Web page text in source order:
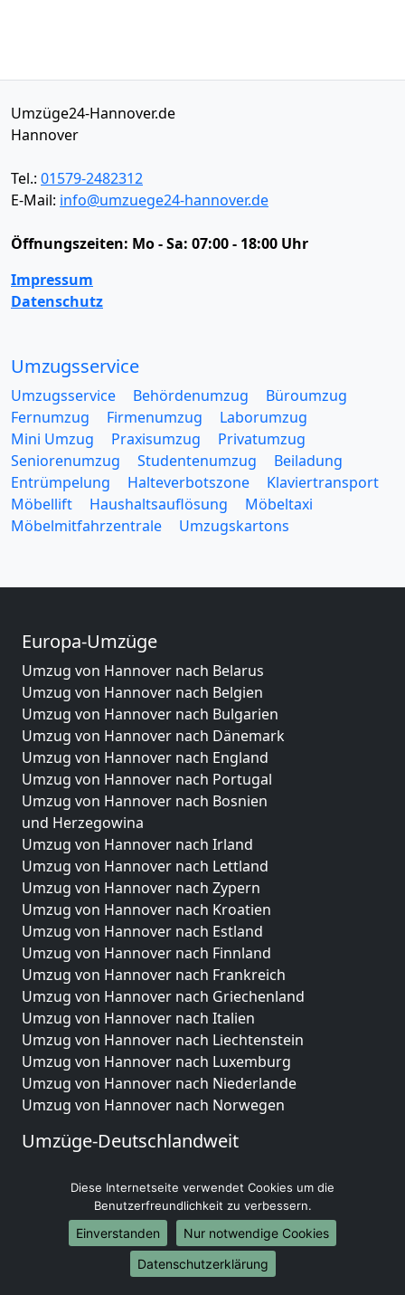
Umzüge24-Hannover.de
Hannover
Tel.: 01579-2482312
E-Mail: info@umzuege24-hannover.de
Öffnungszeiten: Mo - Sa: 07:00 - 18:00 Uhr
Impressum
Datenschutz
Umzugsservice
Umzugsservice Behördenumzug
Büroumzug
Fernumzug
Firmenumzug
Laborumzug
Mini Umzug
Praxisumzug
Privatumzug
Seniorenumzug
Studentenumzug
Beiladung
Entrümpelung
Halteverbotszone
Klaviertransport
Möbellift
Haushaltsauflösung
Möbeltaxi
Möbelmitfahrzentrale
Umzugskartons
Europa-Umzüge
Umzug von Hannover nach Belarus
Umzug von Hannover nach Belgien
Umzug von Hannover nach Bulgarien
Umzug von Hannover nach Dänemark
Umzug von Hannover nach England
Umzug von Hannover nach Portugal
Umzug von Hannover nach Bosnien
und Herzegowina
Umzug von Hannover nach Irland
Umzug von Hannover nach Lettland
Umzug von Hannover nach Zypern
Umzug von Hannover nach Kroatien
Umzug von Hannover nach Estland
Umzug von Hannover nach Finnland
Umzug von Hannover nach Frankreich
Umzug von Hannover nach Griechenland
Umzug von Hannover nach Italien
Umzug von Hannover nach Liechtenstein
Umzug von Hannover nach Luxemburg
Umzug von Hannover nach Niederlande
Umzug von Hannover nach Norwegen
Umzüge-Deutschlandweit
Umzug von Hannover nach Hamburg
Umzug von Hannover nach München
Umzug von Hannover nach Köln
Umzug von Hannover nach Frankfurt am Main
Umzug von Hannover nach Stuttgart
Diese Internetseite verwendet Cookies um die
Benutzerfreundlichkeit zu verbessern.
Einverstanden
Nur notwendige Cookies
Datenschutzerklärung